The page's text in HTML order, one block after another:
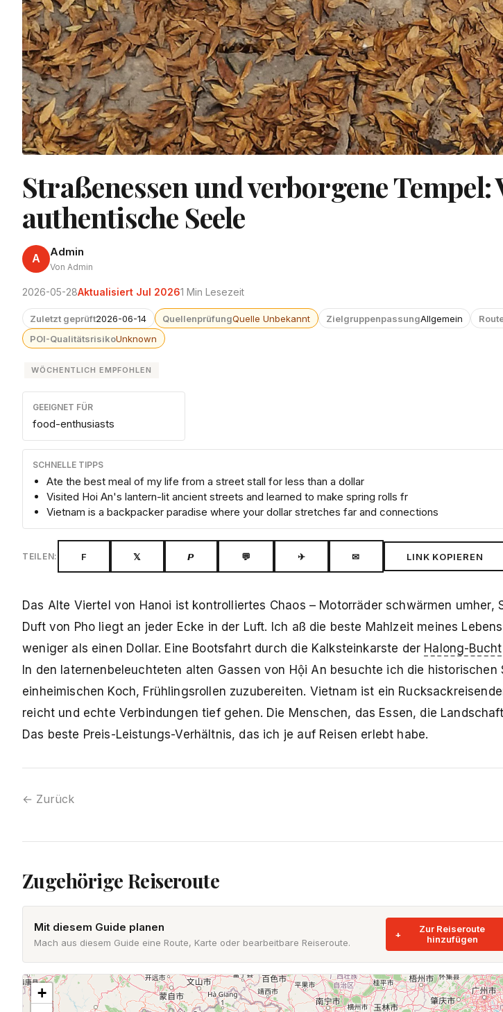
Straßenessen und verborgene Tempel:
authentische Seele
A Admin
Von Admin
2026-05-28Aktualisiert Jul 20261 Min Lesezeit
Zuletzt geprüft2026-06-14 QuellenprüfungQuelle Unbekannt ZielgruppenpassungAllgemein
POI-QualitätsrisikoUnknown
WÖCHENTLICH EMPFOHLEN
GEEIGNET FÜR
food-enthusiasts
SCHNELLE TIPPS
Ate the best meal of my life from a street stall for less than a dollar
Visited Hoi An's lantern-lit ancient streets and learned to make spring rolls fr
Vietnam is a backpacker paradise where your dollar stretches far and connections
TEILEN: F 𝕏 𝙋 💬 ✈ ✉ LINK KOPIEREN
Das Alte Viertel von Hanoi ist kontrolliertes Chaos – Motorräder schwärmen umher,
Duft von Pho liegt an jeder Ecke in der Luft. Ich aß die beste Mahlzeit meines
weniger als einen Dollar. Eine Bootsfahrt durch die Kalksteinkarste der Halong-Bucht
In den laternenbeleuchteten alten Gassen von Hội An besuchte ich die
einheimischen Koch, Frühlingsrollen zuzubereiten. Vietnam ist ein
reicht und echte Verbindungen tief gehen. Die Menschen, das Essen, die
Das beste Preis-Leistungs-Verhältnis, das ich je auf Reisen erlebt habe.
← Zurück
Zugehörige Reiseroute
Mit diesem Guide planen
Mach aus diesem Guide eine Route, Karte oder bearbeitbare Reiseroute.
Zur Reiseroute
hinzufügen
+